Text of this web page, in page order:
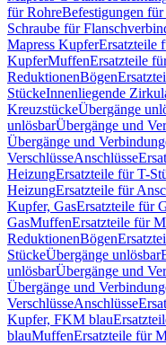
für RohreBefestigungen für
Schraube für
Mapress KupferErsatzteile
KupferMuffenErsatzteile
ReduktionenBögen
StückeInnenliegende
KreuzstückeÜbergänge
unlösbarÜbergänge und
Übergänge und
VerschlüsseAnschlüsse
HeizungErsatzteile für T-
HeizungErsatzteile für
Kupfer, GasErsatzteile für
GasMuffenErsatzteile für
ReduktionenBögen
StückeÜbergänge unlösbar
unlösbarÜbergänge und
Übergänge und
VerschlüsseAnschlüsse
Kupfer, FKM blau
blauMuffenErsatzteile für